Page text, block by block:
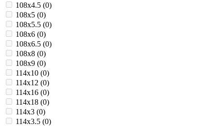
108х4.5 (0)
108х5 (0)
108х5.5 (0)
108х6 (0)
108х6.5 (0)
108х8 (0)
108х9 (0)
114х10 (0)
114х12 (0)
114х16 (0)
114х18 (0)
114х3 (0)
114х3.5 (0)